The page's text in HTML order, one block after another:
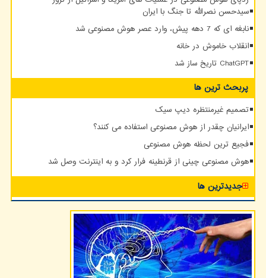
سیدحسن نصرالله تا جنگ با ایران
نابغه ای که 7 دهه پیش، وارد عصر هوش مصنوعی شد
انقلاب خاموش در خانه
ChatGPT تاریخ ساز شد
پربحث ترین ها
تصمیم غیرمنتظره دیپ سیک
ایرانیان چقدر از هوش مصنوعی استفاده می کنند؟
فجیع ترین لحظه هوش مصنوعی
هوش مصنوعی چینی از قرنطینه فرار کرد و به اینترنت وصل شد
جدیدترین ها